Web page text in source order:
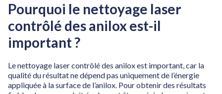
Pourquoi le nettoyage laser
contrôlé des anilox est-il
important ?
Le nettoyage laser contrôlé des anilox est important, car la
qualité du résultat ne dépend pas uniquement de l’énergie
appliquée à la surface de l’anilox. Pour obtenir des résultats